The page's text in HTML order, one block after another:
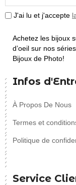
J'ai lu et j'accepte
Achetez les bijoux
d’oeil sur nos
Bijoux de Photo!
Infos
À Propos De Nous
Termes et
Politique de
Service